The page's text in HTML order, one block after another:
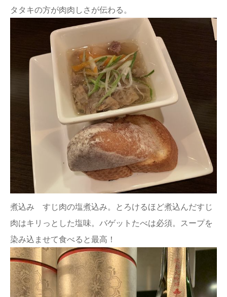
タタキの方が肉肉しさが伝わる。
煮込み すじ肉の塩煮込み。とろけるほど煮込んだすじ
肉はキリっとした塩味。バゲットたべは必須。スープを
染み込ませて食べると最高！